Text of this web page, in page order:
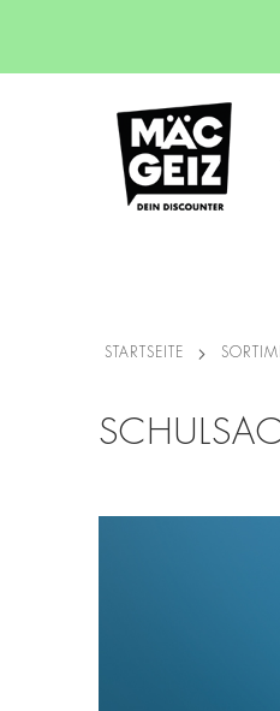
STARTSEITE